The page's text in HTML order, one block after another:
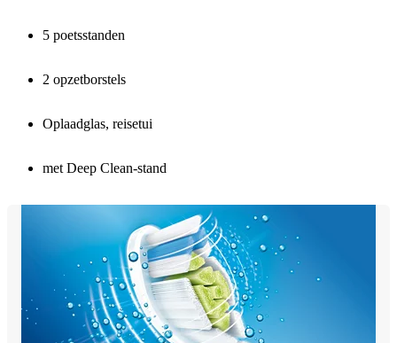
5 poetsstanden
2 opzetborstels
Oplaadglas, reisetui
met Deep Clean-stand